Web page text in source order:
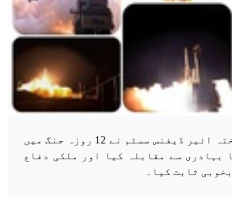
ایران کے مقامی ساختہ ائیر ڈیفنس سسٹم نے 12 روزہ جنگ میں
بہادری سے مقابلہ کیا اور ملکی دفاع
ثابت کیا۔